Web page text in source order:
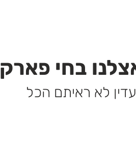
בחי פארק
לא ראיתם הכל